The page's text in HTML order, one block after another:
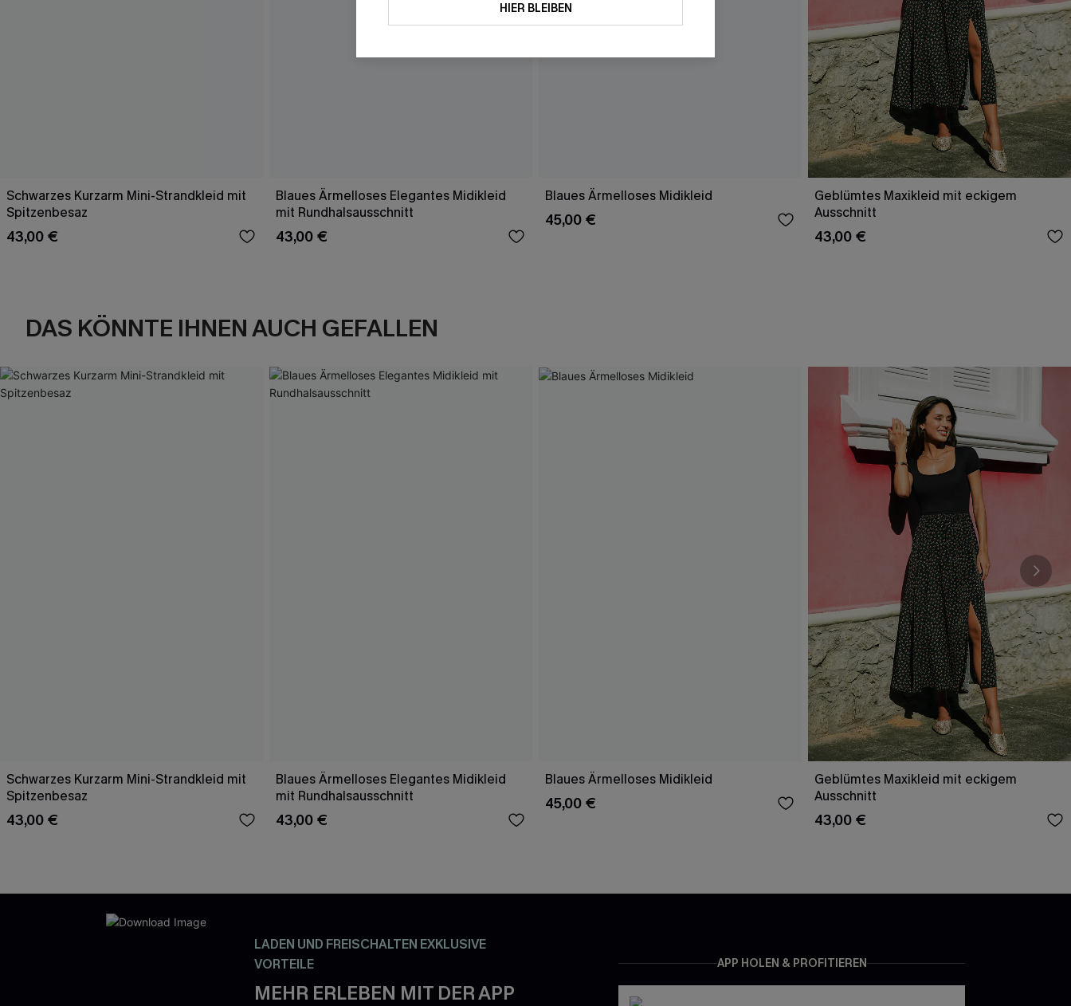
Schwarzes Kurzarm Mini-Strandkleid mit
Spitzenbesaz
43,00 €
Blaues Ärmelloses Elegantes Midikleid
mit Rundhalsausschnitt
43,00 €
Blaues Ärmelloses Midikleid
45,00 €
Geblümtes Maxikleid mit eckigem
Ausschnitt
43,00 €
DAS KÖNNTE IHNEN AUCH GEFALLEN
Schwarzes Kurzarm Mini-Strandkleid mit
Spitzenbesaz
43,00 €
Blaues Ärmelloses Elegantes Midikleid
mit Rundhalsausschnitt
43,00 €
Blaues Ärmelloses Midikleid
45,00 €
Geblümtes Maxikleid mit eckigem
Ausschnitt
43,00 €
LADEN UND FREISCHALTEN EXKLUSIVE
VORTEILE
MEHR ERLEBEN MIT DER APP
APP HOLEN & PROFITIEREN
HIER BLEIBEN